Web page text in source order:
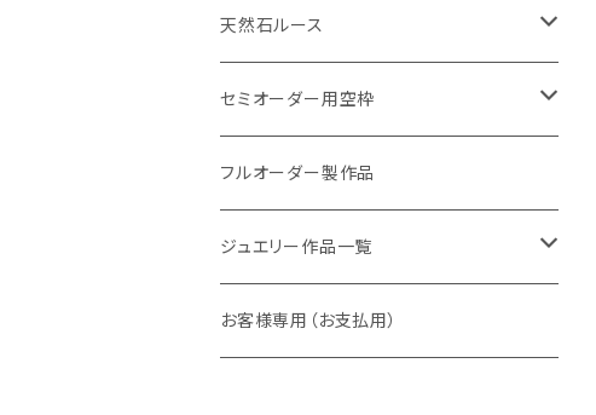
Petit crochet（プチ・クロシェ）
Shirlry（シアリー）
天然石ルース
パライバトルマリン
アレキサンドライト
パパラチアサファイア
グランディエディエライト
セミオーダー用空枠
リング
ラウンド
オーバル
ネックレス・ペンダント
ラウンド
ピアス
フルオーダー製作品
ジュエリー作品一覧
リング
お客様専用（お支払用）